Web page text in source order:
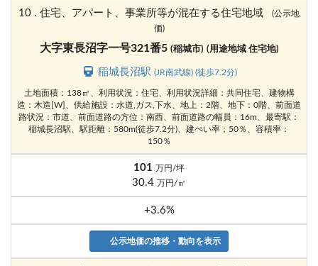
10 . 住宅、アパート、事業所等が混在する住宅地域
(公示地
価)
大字東長沼字一号321番5 (稲城市) (用途地域 住宅地)
稲城長沼駅 (JR南武線) (徒歩7.2分)
土地面積：138㎡、利用状況：住宅、利用状況詳細：共同住宅、建物構
造：木造[W]、供給施設：水道,ガス,下水、地上：2階、地下：0階、前面道
路状況：市道、前面道路の方位：南西、前面道路の幅員：16m、最寄駅：
稲城長沼駅、駅距離：580m(徒歩7.2分)、建ぺい率；50％、容積率：
150％
101 万円/坪
30.4 万円/㎡
+3.6%
公示地価の推移・動向を表示